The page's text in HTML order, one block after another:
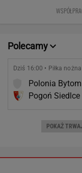
dużej dyscyplinie
Polecamy
Dziś 16:00 • Piłka
Polonia Bytom
Pogoń Siedlce
POKAŻ